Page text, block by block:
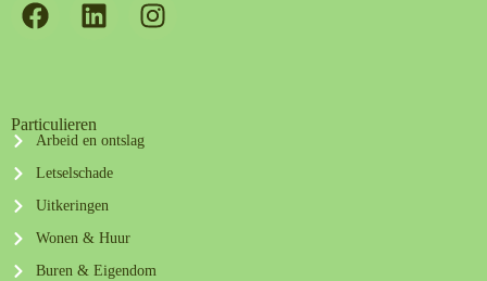
Particulieren
Arbeid en ontslag
Letselschade
Uitkeringen
Wonen & Huur
Buren & Eigendom